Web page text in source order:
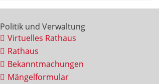
Politik und Verwaltung
Virtuelles Rathaus
Rathaus
Bekanntmachungen
Mängelformular